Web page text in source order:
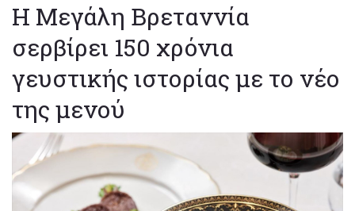
Η Μεγάλη Βρεταννία
σερβίρει 150 χρόνια
γευστικής ιστορίας με το νέο
της μενού